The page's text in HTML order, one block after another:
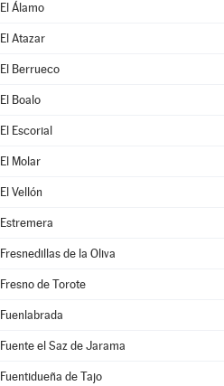
El Álamo
El Atazar
El Berrueco
El Boalo
El Escorial
El Molar
El Vellón
Estremera
Fresnedillas de la Oliva
Fresno de Torote
Fuenlabrada
Fuente el Saz de Jarama
Fuentidueña de Tajo